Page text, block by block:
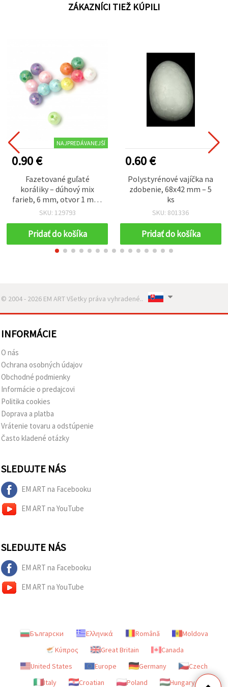
ZÁKAZNÍCI TIEŽ KÚPILI
NAJPREDÁVANEJŠÍ
0.90 €
Fazetované guľaté
koráliky – dúhový mix
farieb, 6 mm, otvor 1 mm,
20 g (cca 190 ks) na
SKU: 129793
Pridať do košíka
0.60 €
Polystyrénové vajíčka na
zdobenie, 68x42 mm – 5
ks
SKU: 801336
Pridať do košíka
© 2004 - 2026 EM ART Všetky práva vyhradené..
INFORMÁCIE
O nás
Ochrana osobných údajov
Obchodné podmienky
Informácie o predajcovi
Politika cookies
Doprava a platba
Vrátenie tovaru a odstúpenie
Často kladené otázky
SLEDUJTE NÁS
EM ART na Facebooku
EM ART na YouTube
SLEDUJTE NÁS
EM ART na Facebooku
EM ART na YouTube
Български Ελληνικά Română
Moldova
Κύπρος
Great Britain
Canada
United States
Europe Germany
Czech
Italy
Croatian Poland Hungary